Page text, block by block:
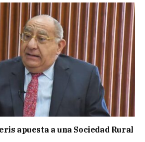
apuesta a una Sociedad Rural